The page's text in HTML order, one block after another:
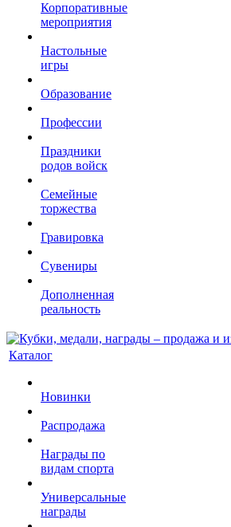
Корпоративные
мероприятия
Настольные
игры
Образование
Профессии
Праздники
родов войск
Семейные
торжества
Гравировка
Сувениры
Дополненная
реальность
Каталог
Новинки
Распродажа
Награды по
видам спорта
Универсальные
награды